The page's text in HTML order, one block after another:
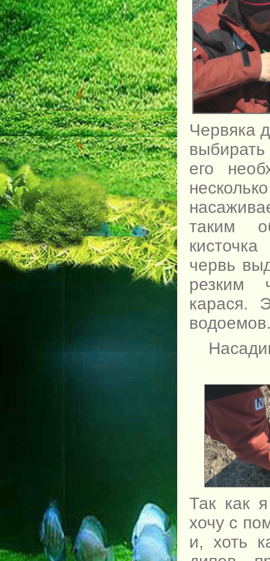
Червяка
его
таким
червь
резким
карася.
Так как
хочу с
и, хоть